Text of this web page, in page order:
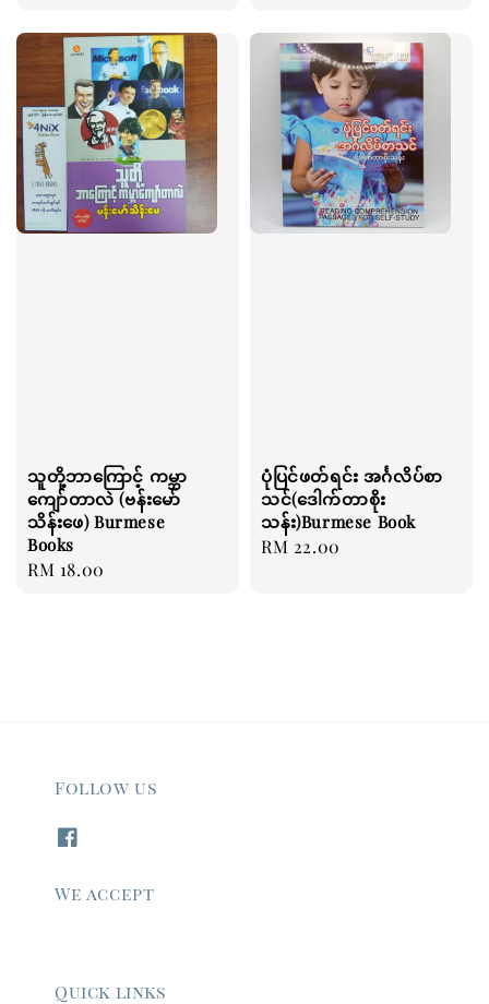
သူတို့ဘာကြောင့် ကမ္ဘာ
ကျော်တာလဲ (ဗန်းမော်
သိန်းဖေ) Burmese
Books
Regular
RM 18.00
ပုံပြင်ဖတ်ရင်း အင်္ဂလိပ်စာ
သင်(ဒေါက်တာစိုး
သန်း)Burmese Book
Regular
RM 22.00
Follow us
We accept
Quick links